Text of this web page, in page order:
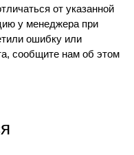
от указанной
у менеджера при
ошибку или
сообщите нам об этом